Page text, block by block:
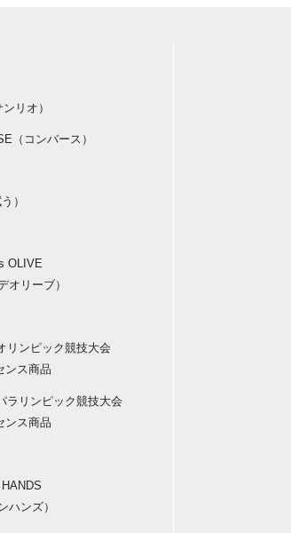
リオ）
（コンバース）
）
OLIVE
オリーブ）
リンピック競技大会
ンス商品
ラリンピック競技大会
ンス商品
ハンズ）